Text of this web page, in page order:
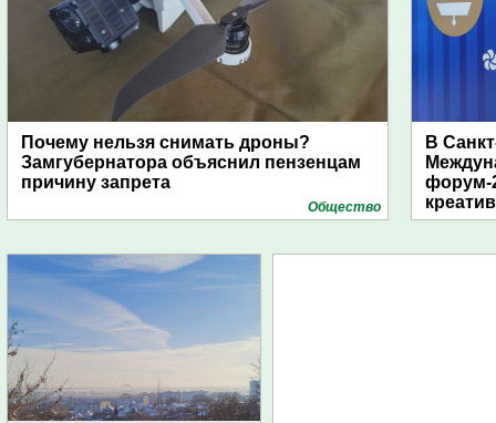
Почему нельзя снимать дроны?
Замгубернатора объяснил пензенцам
причину запрета
Общество
В
форум-